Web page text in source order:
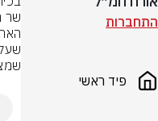
התחברות
פיד ראשי